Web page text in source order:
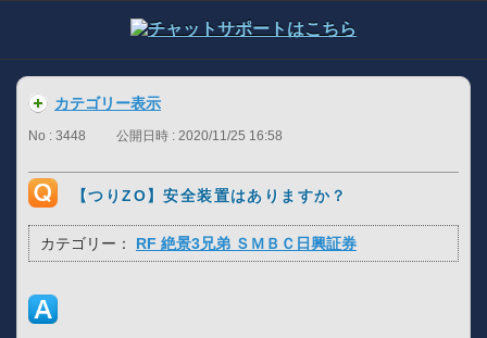
カテゴリー表示
No : 3448 公開日時 : 2020/11/25 16:58
【つりZO】安全装置はありますか？
カテゴリー： RF 絶景3兄弟 ＳＭＢＣ日興証券